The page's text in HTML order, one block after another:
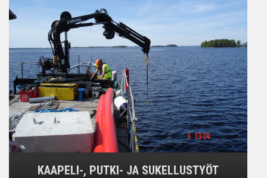
KAAPELI-, PUTKI- JA SUKELLUSTYÖT